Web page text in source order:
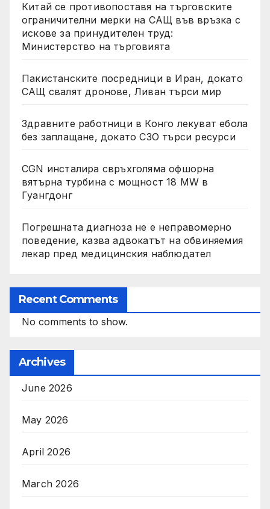
Китай се противопоставя на търговските
ограничителни мерки на САЩ във връзка с
искове за принудителен труд:
Министерство на търговията
Пакистанските посредници в Иран, докато
САЩ свалят дронове, Ливан търси мир
Здравните работници в Конго лекуват ебола
без заплащане, докато СЗО търси ресурси
CGN инсталира свръхголяма офшорна
вятърна турбина с мощност 18 MW в
Гуангдонг
Погрешната диагноза не е неправомерно
поведение, казва адвокатът на обвиняемия
лекар пред медицинския наблюдател
Recent Comments
No comments to show.
Archives
June 2026
May 2026
April 2026
March 2026